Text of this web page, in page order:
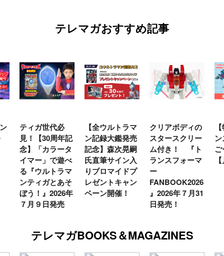
テレマガおすすめ記事
ティガ世代必
見！【30周年記
念】「カラータ
イマー」で遊べ
る『ウルトラマ
ンティガとあそ
ぼう！』2026年
７月９日発売
【全ウルトラマ
ン記録大鑑発売
記念】森次晃嗣
氏直筆サイン入
りブロマイドプ
レゼントキャン
ペーン開催！
クリアボディの
スタースクリー
ム付き！ 『ト
ランスフォーマ
ー
FANBOOK2026
』2026年７月31
日発売！
テレマガBOOKS＆MAGAZINES